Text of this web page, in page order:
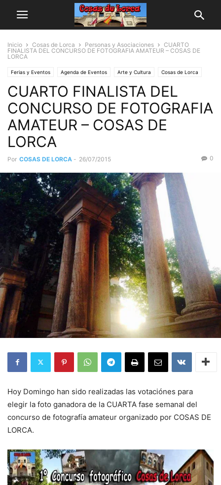
Inicio Cosas de Lorca Personas y Asociaciones
CUARTO
FINALISTA DEL CONCURSO DE FOTOGRAFIA AMATEUR – COSAS DE
LORCA
Ferias y Eventos Agenda de Eventos Arte y Cultura Cosas de Lorca
Varios Fotos Personas y Asociaciones
CUARTO FINALISTA DEL
CONCURSO DE FOTOGRAFIA
AMATEUR – COSAS DE
LORCA
Por COSAS DE LORCA - 26/07/2015 0
Hoy Domingo han sido realizadas las votaciónes para
elegir la foto ganadora de la CUARTA fase semanal del
concurso de fotografía amateur organizado por COSAS DE
LORCA.